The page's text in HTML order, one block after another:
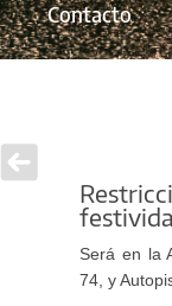
Contacto
Será en la
74, y